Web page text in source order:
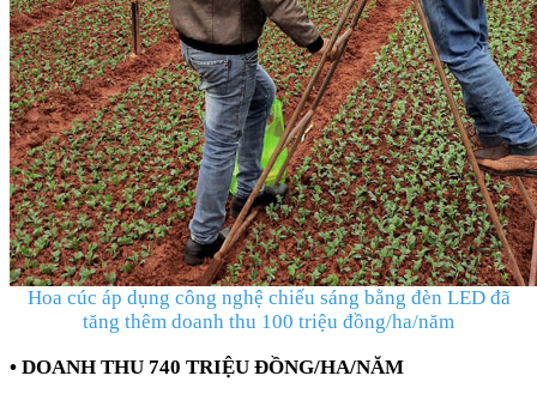
Hoa cúc áp dụng công nghệ chiếu sáng bằng đèn LED đã
tăng thêm doanh thu 100 triệu đồng/ha/năm
• DOANH THU 740 TRIỆU ĐỒNG/HA/NĂM